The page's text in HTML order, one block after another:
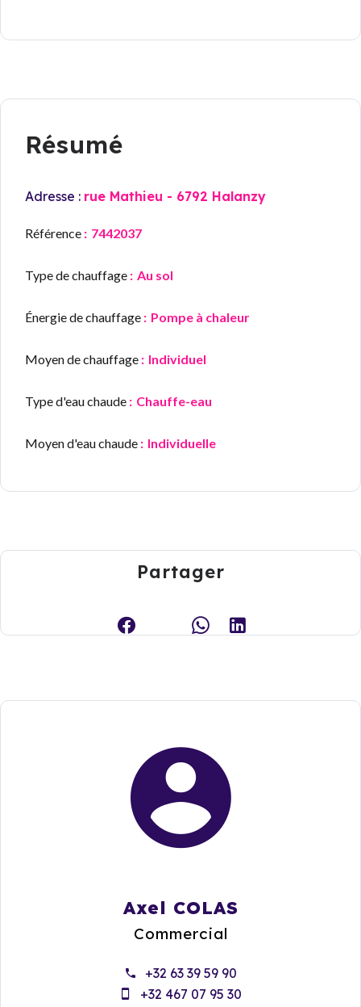
Résumé
Adresse : rue Mathieu - 6792 Halanzy
Référence 7442037
Type de chauffage Au sol
Énergie de chauffage Pompe à chaleur
Moyen de chauffage Individuel
Type d'eau chaude Chauffe-eau
Moyen d'eau chaude Individuelle
Partager
Axel COLAS
Commercial
+32 63 39 59 90
+32 467 07 95 30